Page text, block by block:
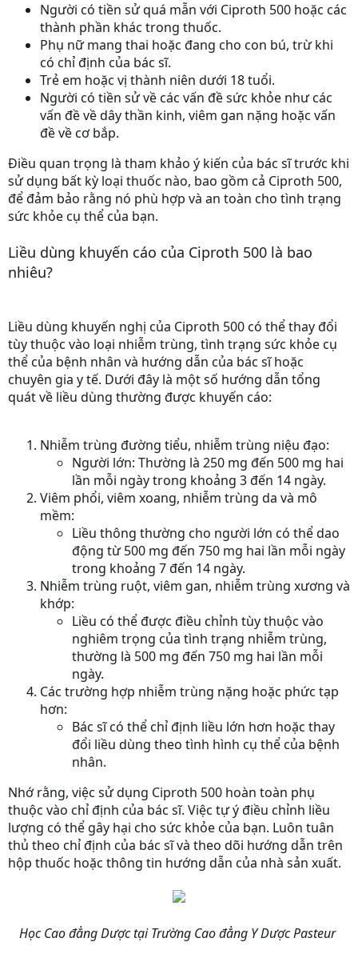
Người có tiền sử quá mẫn với Ciproth 500 hoặc các
thành phần khác trong thuốc.
Phụ nữ mang thai hoặc đang cho con bú, trừ khi
có chỉ định của bác sĩ.
Trẻ em hoặc vị thành niên dưới 18 tuổi.
Người có tiền sử về các vấn đề sức khỏe như các
vấn đề về dây thần kinh, viêm gan nặng hoặc vấn
đề về cơ bắp.
Điều quan trọng là tham khảo ý kiến của bác sĩ trước khi
sử dụng bất kỳ loại thuốc nào, bao gồm cả Ciproth 500,
để đảm bảo rằng nó phù hợp và an toàn cho tình trạng
sức khỏe cụ thể của bạn.
Liều dùng khuyến cáo của Ciproth 500 là bao
nhiêu?
Liều dùng khuyến nghị của Ciproth 500 có thể thay đổi
tùy thuộc vào loại nhiễm trùng, tình trạng sức khỏe cụ
thể của bệnh nhân và hướng dẫn của bác sĩ hoặc
chuyên gia y tế. Dưới đây là một số hướng dẫn tổng
quát về liều dùng thường được khuyến cáo:
Nhiễm trùng đường tiểu, nhiễm trùng niệu đạo:
Người lớn: Thường là 250 mg đến 500 mg hai
lần mỗi ngày trong khoảng 3 đến 14 ngày.
Viêm phổi, viêm xoang, nhiễm trùng da và mô
mềm:
Liều thông thường cho người lớn có thể dao
động từ 500 mg đến 750 mg hai lần mỗi ngày
trong khoảng 7 đến 14 ngày.
Nhiễm trùng ruột, viêm gan, nhiễm trùng xương và
khớp:
Liều có thể được điều chỉnh tùy thuộc vào
nghiêm trọng của tình trạng nhiễm trùng,
thường là 500 mg đến 750 mg hai lần mỗi
ngày.
Các trường hợp nhiễm trùng nặng hoặc phức tạp
hơn:
Bác sĩ có thể chỉ định liều lớn hơn hoặc thay
đổi liều dùng theo tình hình cụ thể của bệnh
nhân.
Nhớ rằng, việc sử dụng Ciproth 500 hoàn toàn phụ
thuộc vào chỉ định của bác sĩ. Việc tự ý điều chỉnh liều
lượng có thể gây hại cho sức khỏe của bạn. Luôn tuân
thủ theo chỉ định của bác sĩ và theo dõi hướng dẫn trên
hộp thuốc hoặc thông tin hướng dẫn của nhà sản xuất.
Học Cao đẳng Dược tại Trường Cao đẳng Y Dược Pasteur